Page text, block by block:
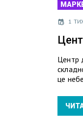
1
Центр
це